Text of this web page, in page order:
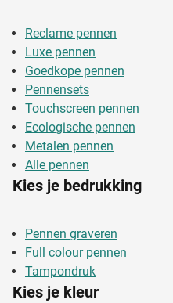
Reclame pennen
Luxe pennen
Goedkope pennen
Pennensets
Touchscreen pennen
Ecologische pennen
Metalen pennen
Alle pennen
Kies je bedrukking
Pennen graveren
Full colour pennen
Tampondruk
Kies je kleur